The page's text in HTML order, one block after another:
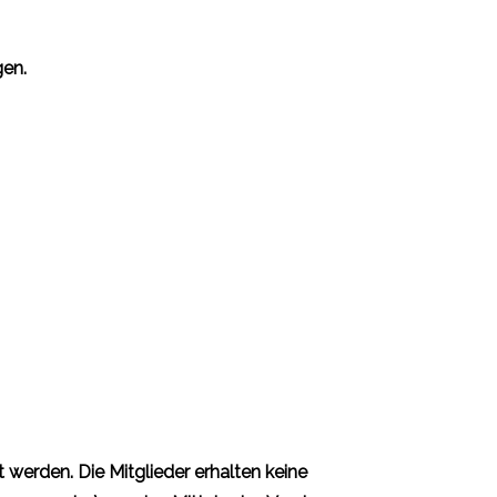
Die Mitglieder erhalten keine